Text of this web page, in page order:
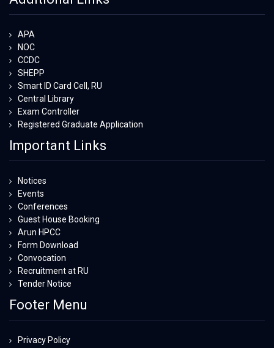
APA
NOC
CCDC
SHEPP
Smart ID Card Cell, RU
Central Library
Exam Controller
Registered Graduate Application
Important Links
Notices
Events
Conferences
Guest House Booking
Arun HPCC
Form Download
Convocation
Recruitment at RU
Tender Notice
Footer Menu
Privacy Policy